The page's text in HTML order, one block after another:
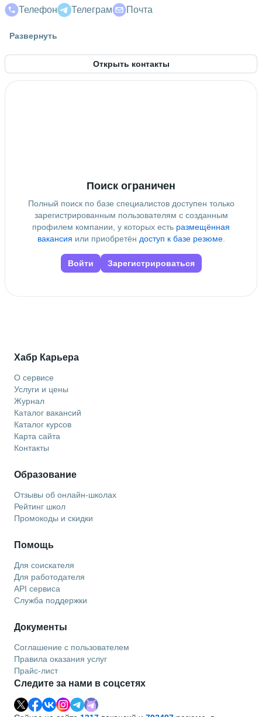
Телефон Телеграм Почта
Знание языков
ВятГУ • Автоматики и вычислительной техники; ФАВТ • 4
года
Развернуть
Открыть контакты
Поиск ограничен
Полный поиск по базе специалистов доступен только
зарегистрированным пользователям с созданным
профилем компании, у которых есть размещённая
вакансия или приобретён доступ к базе резюме.
Войти Зарегистрироваться
Хабр Карьера
О сервисе
Услуги и цены
Журнал
Каталог вакансий
Каталог курсов
Карта сайта
Контакты
Образование
Отзывы об онлайн-школах
Рейтинг школ
Промокоды и скидки
Помощь
Для соискателя
Для работодателя
API сервиса
Служба поддержки
Документы
Соглашение с пользователем
Правила оказания услуг
Прайс-лист
Следите за нами в соцсетях